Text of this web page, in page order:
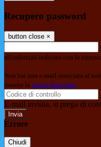
Recupero password
button close ×
all'indirizzo indicato con le
Non hai una e-mail associata al
tramite la Login Spaggiari
E-mail inviata, si prega di
Errore
Chiudi